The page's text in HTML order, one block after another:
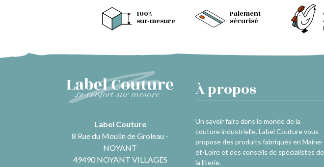
100%
sur-mesure
Paiement
sécurisé
Label Couture
8 Rue du Moulin de Groleau -
NOYANT
49490 NOYANT VILLAGES
À propos
Un savoir faire dans le monde de la
couture industrielle. Label Couture vous
propose des produits fabriqués en Maine-
et-Loire et des conseils de spécialistes de
la literie.